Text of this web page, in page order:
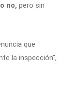
no, pero sin
que
la inspección”,